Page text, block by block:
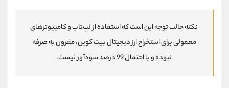
نکته جالب توجه این است که استفاده از لپ‌تاپ و کامپیوترهای
معمولی برای استخراج ارز دیجیتال بیت کوین، مقرون به صرفه
نبوده و با احتمال 99 درصد سودآور نیست.